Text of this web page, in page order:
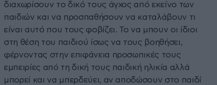
διαχωρίσουν το δικό τους άγχος από εκείνο των
παιδιών και να προσπαθήσουν να καταλάβουν τι
είναι αυτό που τους φοβίζει. Το να μπουν οι ίδιοι
στη θέση του παιδιού ίσως να τους βοηθήσει,
φέρνοντας στην επιφάνεια προσωπικές τους
εμπειρίες από τη δική τους παιδική ηλικία αλλά
μπορεί και να μπερδεύει, αν αποδώσουν στο παιδί